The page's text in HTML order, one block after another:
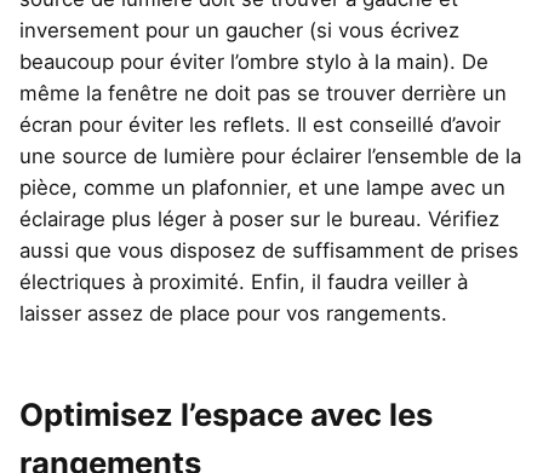
inversement pour un gaucher (si vous écrivez
beaucoup pour éviter l’ombre stylo à la main). De
même la fenêtre ne doit pas se trouver derrière un
écran pour éviter les reflets. Il est conseillé d’avoir
une source de lumière pour éclairer l’ensemble de la
pièce, comme un plafonnier, et une lampe avec un
éclairage plus léger à poser sur le bureau. Vérifiez
aussi que vous disposez de suffisamment de prises
électriques à proximité. Enfin, il faudra veiller à
laisser assez de place pour vos rangements.
Optimisez l’espace avec les
rangements